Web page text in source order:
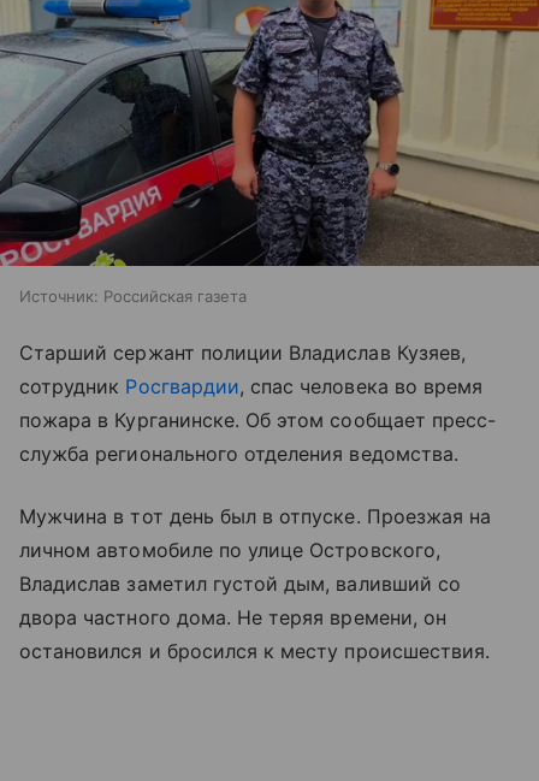
Источник: Российская газета
Старший сержант полиции Владислав Кузяев,
сотрудник Росгвардии, спас человека во время
пожара в Курганинске. Об этом сообщает пресс-
служба регионального отделения ведомства.
Мужчина в тот день был в отпуске. Проезжая на
личном автомобиле по улице Островского,
Владислав заметил густой дым, валивший со
двора частного дома. Не теряя времени, он
остановился и бросился к месту происшествия.